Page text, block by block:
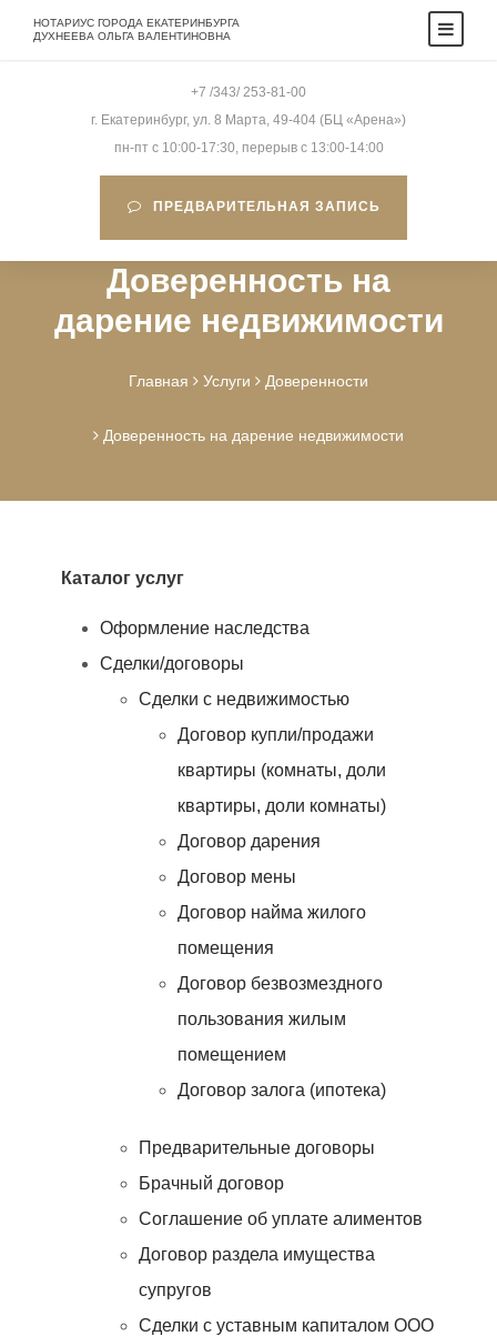
НОТАРИУС ГОРОДА ЕКАТЕРИНБУРГА
ДУХНЕЕВА ОЛЬГА ВАЛЕНТИНОВНА
+7 /343/ 253-81-00
г. Екатеринбург, ул. 8 Марта, 49-404 (БЦ «Арена»)
пн-пт c 10:00-17:30, перерыв c 13:00-14:00
ПРЕДВАРИТЕЛЬНАЯ ЗАПИСЬ
Доверенность на
дарение недвижимости
Главная Услуги Доверенности
Доверенность на дарение недвижимости
Каталог услуг
Оформление наследства
Сделки/договоры
Сделки с недвижимостью
Договор купли/продажи
квартиры (комнаты, доли
квартиры, доли комнаты)
Договор дарения
Договор мены
Договор найма жилого
помещения
Договор безвозмездного
пользования жилым
помещением
Договор залога (ипотека)
Предварительные договоры
Брачный договор
Соглашение об уплате алиментов
Договор раздела имущества
супругов
Сделки с уставным капиталом ООО